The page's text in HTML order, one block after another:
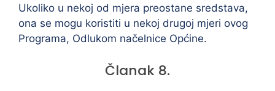
Ukoliko u nekoj od mjera preostane sredstava,
ona se mogu koristiti u nekoj drugoj mjeri ovog
Programa, Odlukom načelnice Općine.
Članak 8.